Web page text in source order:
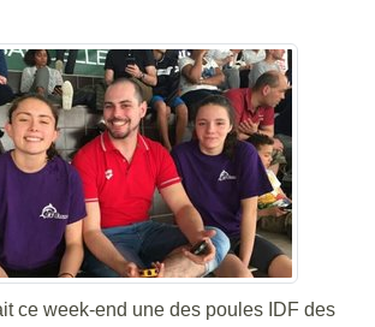
ce week-end une des poules IDF des